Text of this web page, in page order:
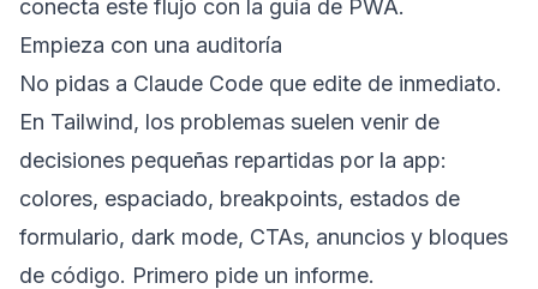
conecta este flujo con la guía de PWA.
Empieza con una auditoría
No pidas a Claude Code que edite de inmediato.
En Tailwind, los problemas suelen venir de
decisiones pequeñas repartidas por la app:
colores, espaciado, breakpoints, estados de
formulario, dark mode, CTAs, anuncios y bloques
de código. Primero pide un informe.